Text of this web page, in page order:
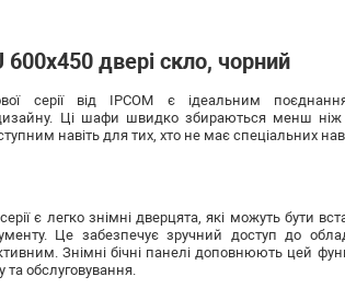
двері скло, чорний
серії від IPCOM є ідеальним
дизайну. Ці шафи швидко збираються менш
навіть для тих, хто не має спеціальних
є легко знімні дверцята, які можуть бути
Це забезпечує зручний доступ до
Знімні бічні панелі доповнюють цей
обслуговування.